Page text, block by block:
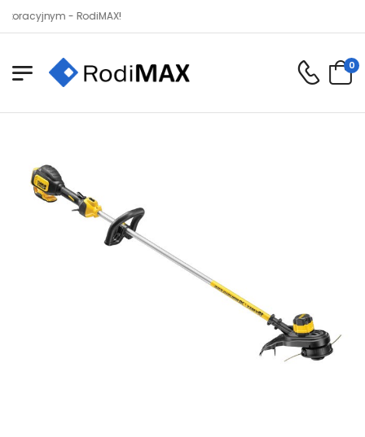
- RodiMAX!
0